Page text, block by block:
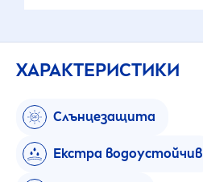
ХАРАКТЕРИСТИКИ
Слънцезащита
Екстра водоустойчив